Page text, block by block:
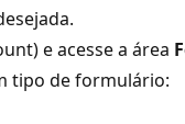
e acesse a área
tipo de formulário: